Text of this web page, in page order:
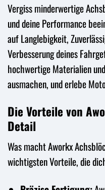
Vergiss minderwertige
und deine Performance
auf Langlebigkeit,
Verbesserung deines
hochwertige Materialien
ausmachen, und erlebe
Die Vorteile von
Detail
Was macht Aworkx
wichtigsten Vorteile, die